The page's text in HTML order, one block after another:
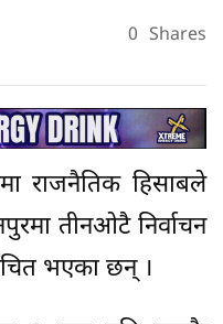
0 Shares
राजनैतिक हिसाबले
तीनओटै निर्वाचन
भएका छन् ।